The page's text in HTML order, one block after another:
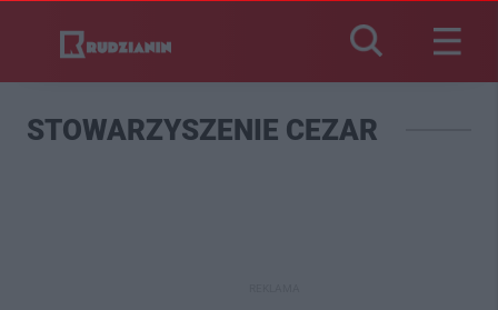
STOWARZYSZENIE CEZAR